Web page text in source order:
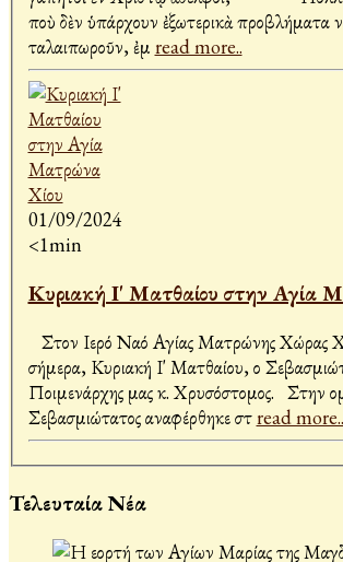
ποὺ δὲν ὑπάρχουν ἐξωτερικὰ προβλήματα
ταλαιπωροῦν, ἐμ read more..
01/09/2024
<1min
Κυριακή Ι' Ματθαίου στην Αγία
Στον Ιερό Ναό Αγίας Ματρώνης Χώρας
σήμερα, Κυριακή Ι' Ματθαίου, ο
Ποιμενάρχης μας κ. Χρυσόστομος. Στην
Σεβασμιώτατος αναφέρθηκε στread more..
Τελευταία Νέα